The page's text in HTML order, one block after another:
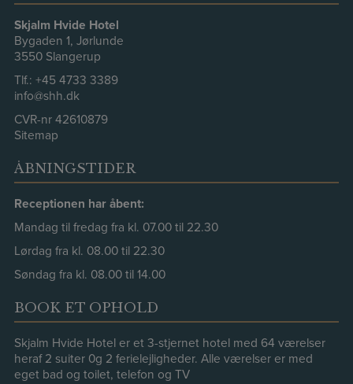
Skjalm Hvide Hotel
Bygaden 1, Jørlunde
3550 Slangerup
Tlf.: +45 4733 3389
info@shh.dk
CVR-nr 42610879
Sitemap
ÅBNINGSTIDER
Receptionen har åbent:
Mandag til fredag fra kl. 07.00 til 22.30
Lørdag fra kl. 08.00 til 22.30
Søndag fra kl. 08.00 til 14.00
BOOK ET OPHOLD
Skjalm Hvide Hotel er et 3-stjernet hotel med 64 værelser
heraf 2 suiter 0g 2 ferielejligheder. Alle værelser er med
eget bad og toilet, telefon og TV